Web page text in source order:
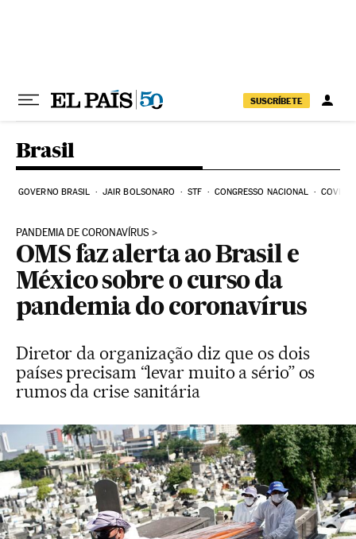
SUSCRÍBETE
Brasil
GOVERNO BRASIL JAIR BOLSONARO STF CONGRESSO NACIONAL COVID-
PANDEMIA DE CORONAVÍRUS
OMS faz alerta ao Brasil e
México sobre o curso da
pandemia do coronavírus
Diretor da organização diz que os dois
países precisam “levar muito a sério” os
rumos da crise sanitária